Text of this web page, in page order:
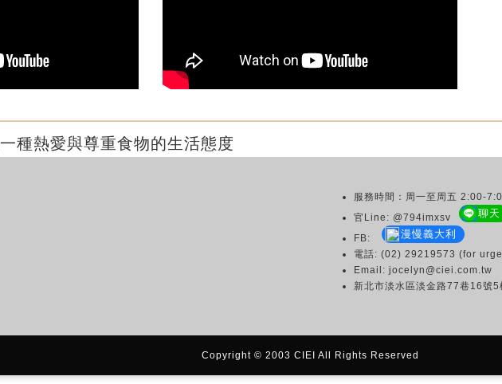
種熱愛與尊重食物的生活態度
服務時間：周一至周五 2:00-
官Line: @794imxsv
聊天
FB: 漫慢義大利
電話: (02) 29219573 (for
Email: jocelyn@ciei.com.tw
新北市淡水區淡金路77巷16號5
Copyright © 2003 CIEI All Rights Reserved